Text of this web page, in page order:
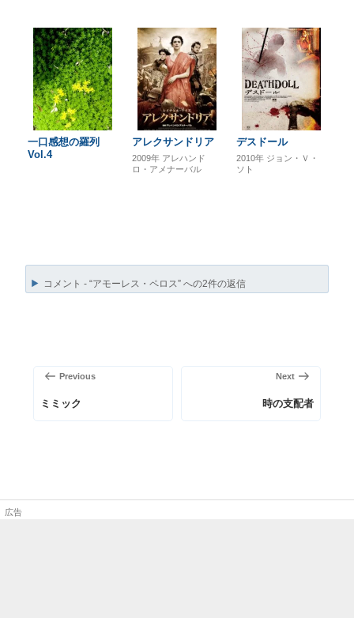
一口感想の羅列
Vol.4
アレクサンドリア
2009年 アレハンド
ロ・アメナーバル
デスドール
2010年 ジョン・Ｖ・
ソト
コメント - “アモーレス・ペロス” への2件の返信
前
の
Previous
ミミック
Next
時の支配者